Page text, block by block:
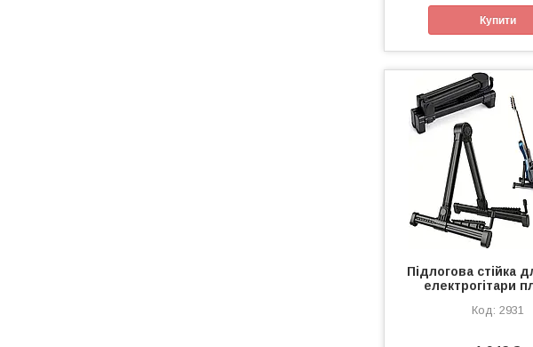
Купити
Підлогова стійка
електрогітари
2931